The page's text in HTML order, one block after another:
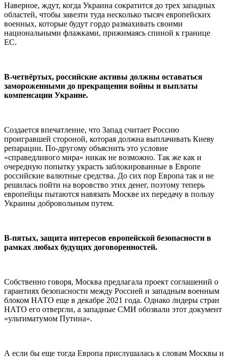
Наверное, ждут, когда Украина сократится до трех западных
областей, чтобы завезти туда несколько тысяч европейских
военных, которые будут гордо размахивать своими
национальными флажками, прижимаясь спиной к границе
ЕС.
В-четвёртых, российские активы должны оставаться
замороженными до прекращения войны и выплаты
компенсации Украине.
Создается впечатление, что Запад считает Россию
проигравшей стороной, которая должна выплачивать Киеву
репарации. По-другому объяснить это условие
«справедливого мира» никак не возможно. Так же как и
очередную попытку украсть заблокированные в Европе
российские валютные средства. До сих пор Европа так и не
решилась пойти на воровство этих денег, поэтому теперь
европейцы пытаются навязать Москве их передачу в пользу
Украины добровольным путем.
В-пятых, защита интересов европейской безопасности в
рамках любых будущих договоренностей.
Собственно говоря, Москва предлагала проект соглашений о
гарантиях безопасности между Россией и западным военным
блоком НАТО еще в декабре 2021 года. Однако лидеры стран
НАТО его отвергли, а западные СМИ обозвали этот документ
«ультиматумом Путина».
А если бы еще тогда Европа прислушалась к словам Москвы и